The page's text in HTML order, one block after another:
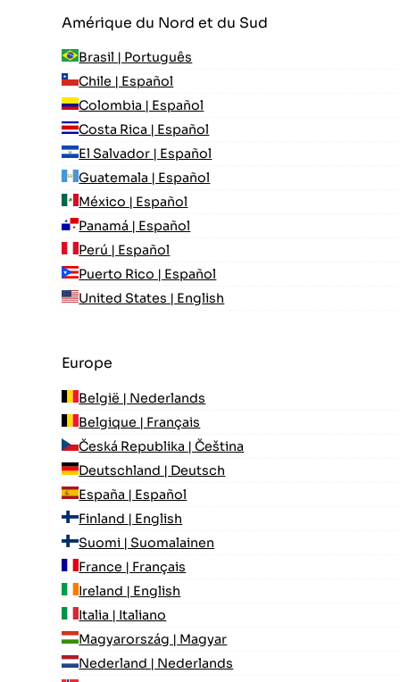
Amérique du Nord et du Sud
Brasil | Português
Chile | Español
Colombia | Español
Costa Rica | Español
El Salvador | Español
Guatemala | Español
México | Español
Panamá | Español
Perú | Español
Puerto Rico | Español
United States | English
Europe
België | Nederlands
Belgique | Français
Česká Republika | Čeština
Deutschland | Deutsch
España | Español
Finland | English
Suomi | Suomalainen
France | Français
Ireland | English
Italia | Italiano
Magyarország | Magyar
Nederland | Nederlands